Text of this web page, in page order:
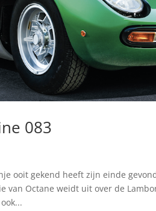
083
ooit gekend heeft zijn einde
van Octane weidt uit over de